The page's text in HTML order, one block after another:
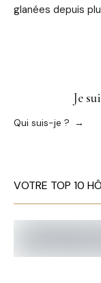
glanées depuis
Je
Qui suis-je ?
VOTRE TOP 10